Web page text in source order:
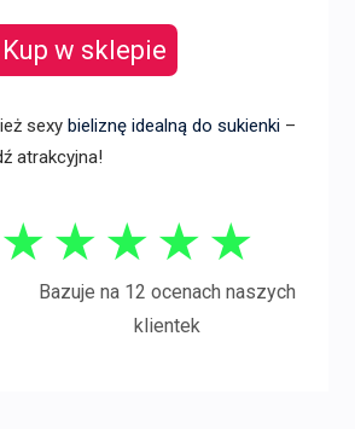
Kup w sklepie
sexy bieliznę idealną do sukienki–
atrakcyjna!
★ ★ ★ ★ ★
Bazuje na 12 ocenach naszych
klientek